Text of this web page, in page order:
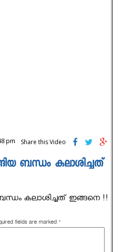
pm Share this Video
ബന്ധം കലാശിച്ചത്‌
കലാശിച്ചത്‌ ഇങ്ങനെ !!
fields are marked *